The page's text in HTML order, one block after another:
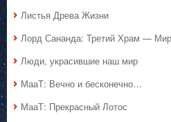
Листья Древа Жизни
Лорд Сананда: Третий Храм —
Люди, украсившие наш мир
МааТ: Вечно и бесконечно…
МааТ: Прекрасный Лотос